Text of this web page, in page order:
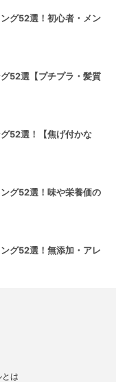
グ52選！初心者・メン
52選【プチプラ・髪質
52選！【焦げ付かな
グ52選！味や栄養価の
グ52選！無添加・アレ
とは